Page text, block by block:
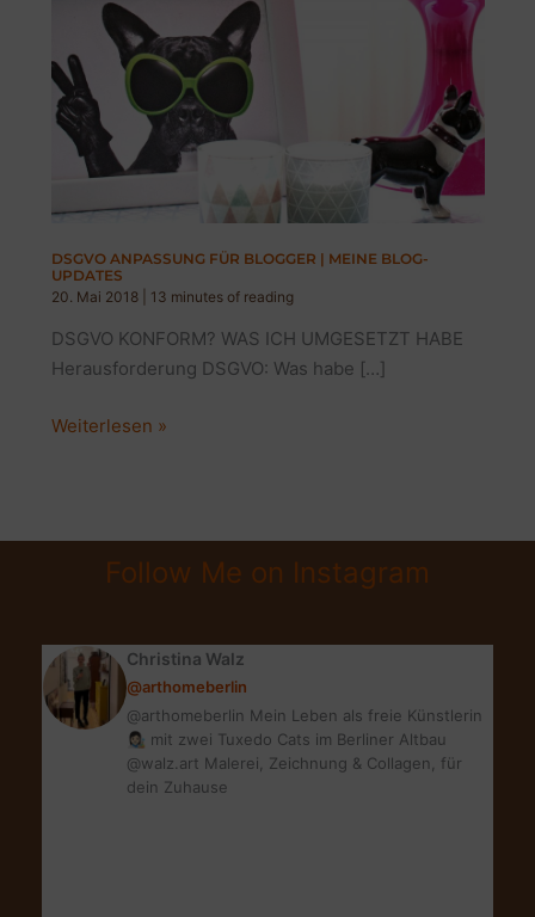
DSGVO ANPASSUNG FÜR BLOGGER | MEINE BLOG-
UPDATES
20. Mai 2018
13 minutes of reading
DSGVO KONFORM? WAS ICH UMGESETZT HABE
Herausforderung DSGVO: Was habe […]
DSGVO
|
Weiterlesen »
Follow Me on Instagram
Christina Walz
@arthomeberlin
@arthomeberlin Mein Leben als freie Künstlerin
👩🏻‍🎨 mit zwei Tuxedo Cats im Berliner Altbau
@walz.art Malerei, Zeichnung & Collagen, für
dein Zuhause